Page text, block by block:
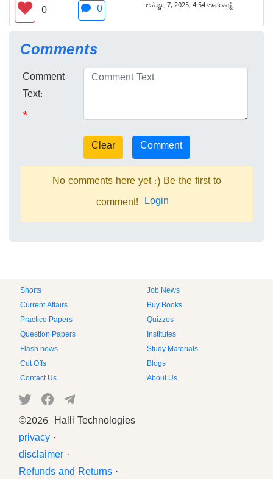
0 0 ಅಕ್ಟೋ. 7, 2025, 4:54 ಅಪರಾಹ್ನ
Comments
Comment
Text:
*
No comments here yet :) Be the first to
comment! Login
Shorts
Job News
Current Affairs
Buy Books
Practice Papers
Quizzes
Question Papers
Institutes
Flash news
Study Materials
Cut Offs
Blogs
Contact Us
About Us
©2026 Halli Technologies
privacy ·
disclaimer ·
Refunds and Returns ·